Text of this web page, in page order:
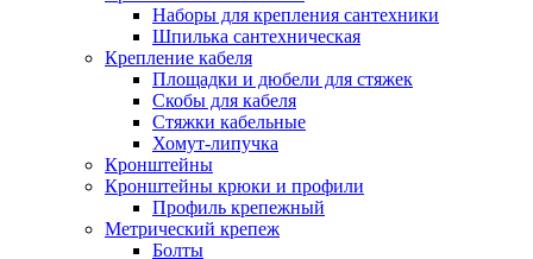
Наборы для крепления сантехники
Шпилька сантехническая
Крепление кабеля
Площадки и дюбели для стяжек
Скобы для кабеля
Стяжки кабельные
Хомут-липучка
Кронштейны
Кронштейны крюки и профили
Профиль крепежный
Метрический крепеж
Болты